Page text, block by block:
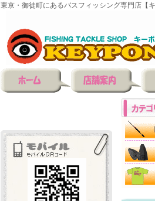
東京・御徒町にあるバスフィッシング専門店【